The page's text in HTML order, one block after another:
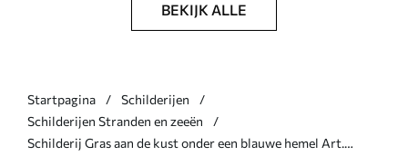
BEKIJK ALLE
Startpagina
Schilderijen
Schilderijen Stranden en zeeën
Schilderij Gras aan de kust onder een blauwe hemel Art.